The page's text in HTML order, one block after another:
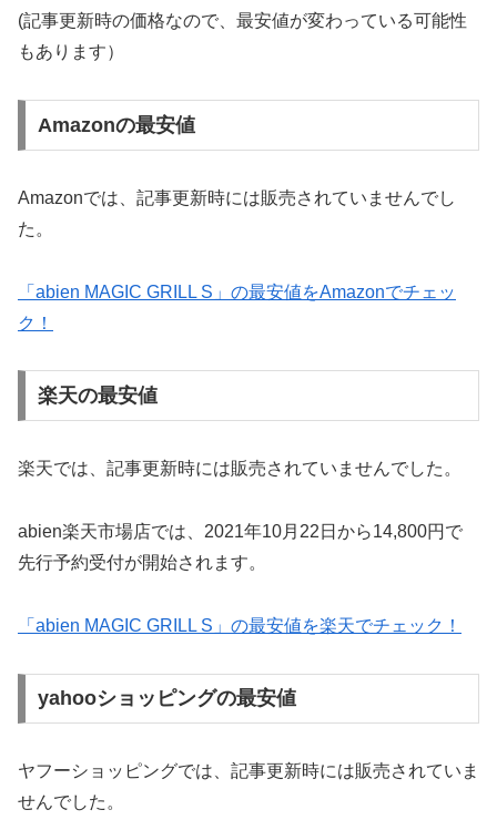
(記事更新時の価格なので、最安値が変わっている可能性
もあります）
Amazonの最安値
Amazonでは、記事更新時には販売されていませんでし
た。
「abien MAGIC GRILL S」の最安値をAmazonでチェッ
ク！
楽天の最安値
楽天では、記事更新時には販売されていませんでした。
abien楽天市場店では、2021年10月22日から14,800円で
先行予約受付が開始されます。
「abien MAGIC GRILL S」の最安値を楽天でチェック！
yahooショッピングの最安値
ヤフーショッピングでは、記事更新時には販売されていま
せんでした。